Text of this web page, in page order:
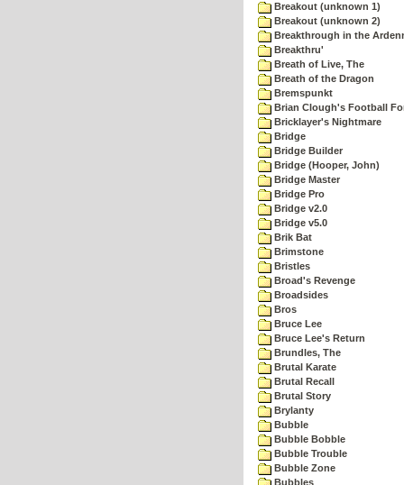
Breakout (unknown 1)
Breakout (unknown 2)
Breakthrough in the
Breakthru'
Breath of Live, The
Breath of the Dragon
Bremspunkt
Brian Clough's Football
Bricklayer's Nightmare
Bridge
Bridge Builder
Bridge (Hooper, John)
Bridge Master
Bridge Pro
Bridge v2.0
Bridge v5.0
Brik Bat
Brimstone
Bristles
Broad's Revenge
Broadsides
Bros
Bruce Lee
Bruce Lee's Return
Brundles, The
Brutal Karate
Brutal Recall
Brutal Story
Brylanty
Bubble
Bubble Bobble
Bubble Trouble
Bubble Zone
Bubbles